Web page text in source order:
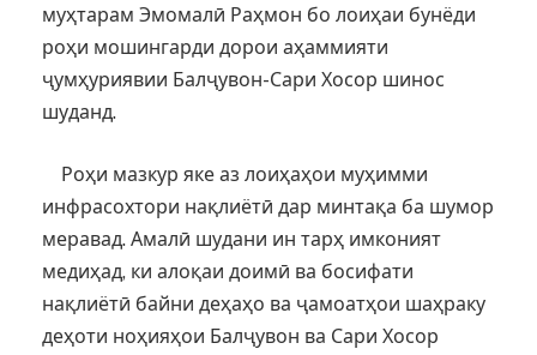
муҳтарам Эмомалӣ Раҳмон бо лоиҳаи бунёди
роҳи мошингарди дорои аҳаммияти
ҷумҳуриявии Балҷувон-Сари Хосор шинос
шуданд.
Роҳи мазкур яке аз лоиҳаҳои муҳимми
инфрасохтори нақлиётӣ дар минтақа ба шумор
меравад. Амалӣ шудани ин тарҳ имконият
медиҳад, ки алоқаи доимӣ ва босифати
нақлиётӣ байни деҳаҳо ва ҷамоатҳои шаҳраку
деҳоти ноҳияҳои Балҷувон ва Сари Хосор